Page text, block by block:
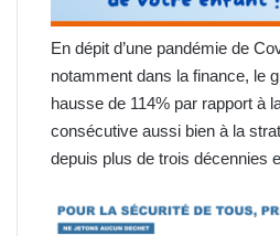
En dépit d’une pandémie de
notamment dans la finance, le
hausse de 114% par rapport à
consécutive aussi bien à la
depuis plus de trois décennies